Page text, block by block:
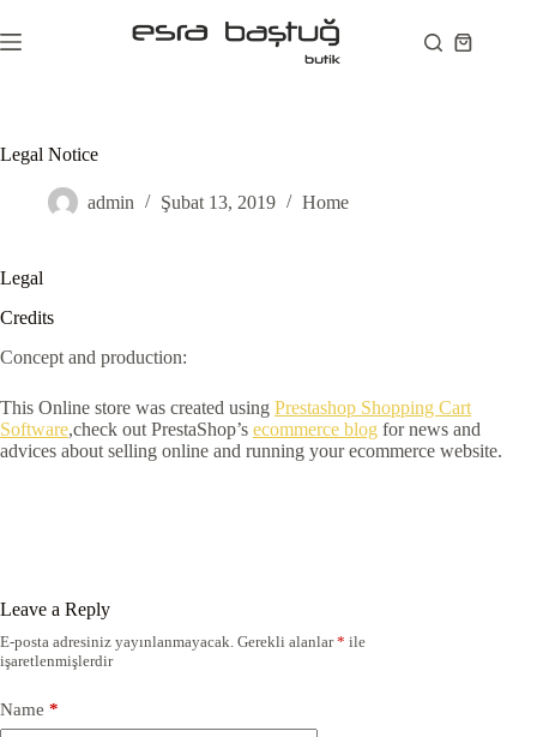
to
content
Shopping
Legal Notice
admin Şubat 13, 2019 Home
Legal
Credits
Concept and production:
This Online store was created using Prestashop Shopping Cart
Software,check out PrestaShop’s ecommerce blog for news and
advices about selling online and running your ecommerce website.
Leave a Reply
E-posta adresiniz yayınlanmayacak. Gerekli alanlar* ile
işaretlenmişlerdir
Name *